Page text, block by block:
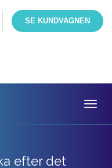
SE KUNDVAGNEN
efter det